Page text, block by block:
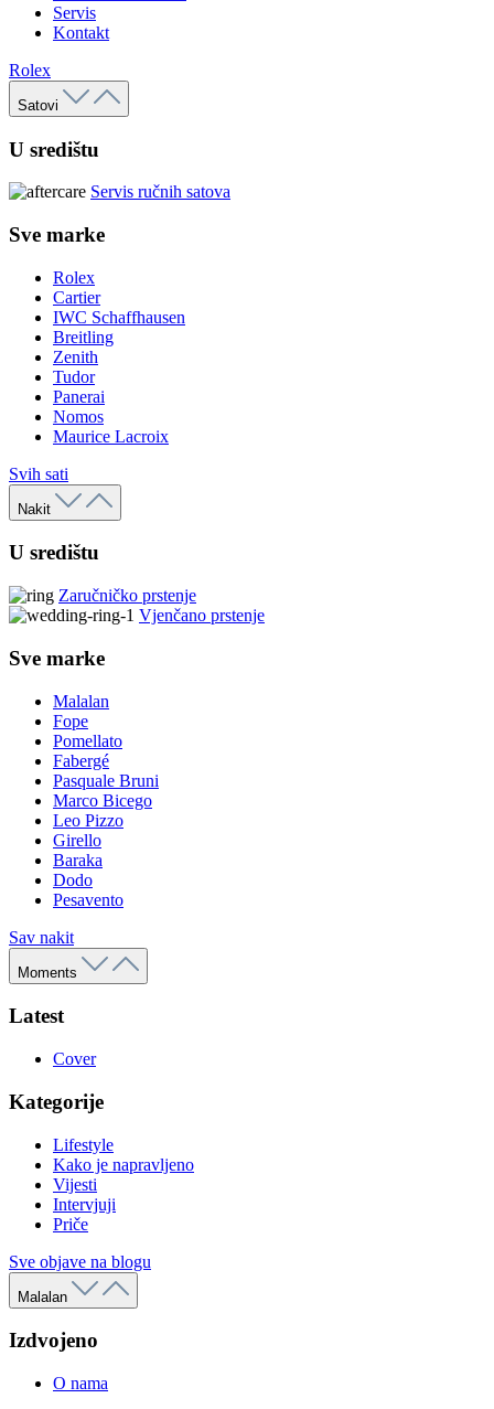
Servis
Kontakt
Rolex
Satovi
U središtu
Servis ručnih satova
Sve marke
Rolex
Cartier
IWC Schaffhausen
Breitling
Zenith
Tudor
Panerai
Nomos
Maurice Lacroix
Svih sati
Nakit
U središtu
Zaručničko prstenje
Vjenčano prstenje
Sve marke
Malalan
Fope
Pomellato
Fabergé
Pasquale Bruni
Marco Bicego
Leo Pizzo
Girello
Baraka
Dodo
Pesavento
Sav nakit
Moments
Latest
Cover
Kategorije
Lifestyle
Kako je napravljeno
Vijesti
Intervjuji
Priče
Sve objave na blogu
Malalan
Izdvojeno
O nama